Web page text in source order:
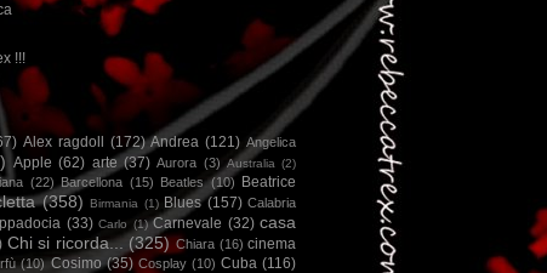
!!!
Alex ragdoll (172) Andrea (121) Angelica
Apple (62) arte (37) Aurora (3) Australia (2)
(22) Barcellona (15) Beatles (10)
Beatrice
(358) Birmania (1) Blues (157) Calabria
(33) Carlo (1) Carnevale (32) casa
Chi si ricorda... (325) Chiara (16) cinema
(10) Cosimo (35) Cosplay (10) Cuba (116)